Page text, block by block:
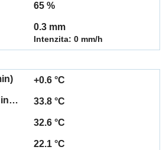
65 %
0.3 mm
Intenzita: 0 mm/h
+0.6 °C
33.8 °C
32.6 °C
22.1 °C